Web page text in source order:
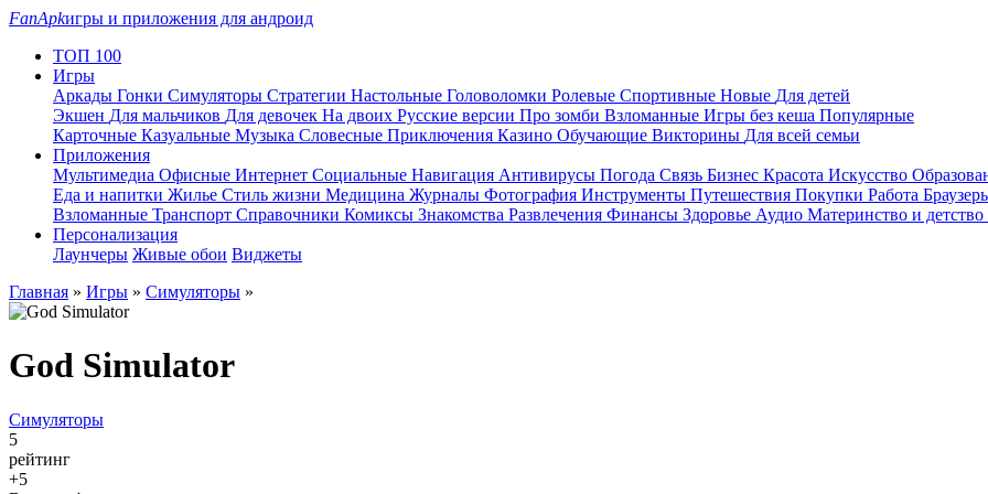
FanApkигры и приложения для андроид
ТОП 100
Игры
Аркады Гонки Симуляторы Стратегии Настольные Головоломки Ролевые Спортивные Новые Для детей
Экшен Для мальчиков Для девочек На двоих Русские версии Про зомби Взломанные Игры без кеша Популярные
Карточные Казуальные Музыка Словесные Приключения Казино Обучающие Викторины Для всей семьи
Приложения
Мультимедиа Офисные Интернет Социальные Навигация Антивирусы Погода Связь Бизнес Красота Искусство
Еда и напитки Жилье Стиль жизни Медицина Журналы Фотография Инструменты Путешествия Покупки Работа
Взломанные Транспорт Справочники Комиксы Знакомства Развлечения Финансы Здоровье Аудио Материнство и детство
Персонализация
Лаунчеры Живые обои Виджеты
Главная » Игры » Симуляторы »
God Simulator
Симуляторы
5
рейтинг
+5